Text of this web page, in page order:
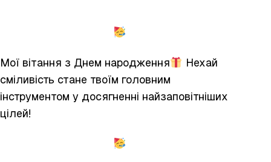
Мої вітання з Днем народження
Нехай
сміливість стане твоїм головним
інструментом у досягненні найзаповітніших
цілей!